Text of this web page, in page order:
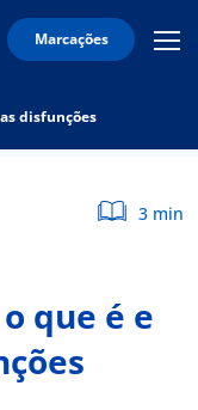
Marcações
disfunções
3 min
que é e